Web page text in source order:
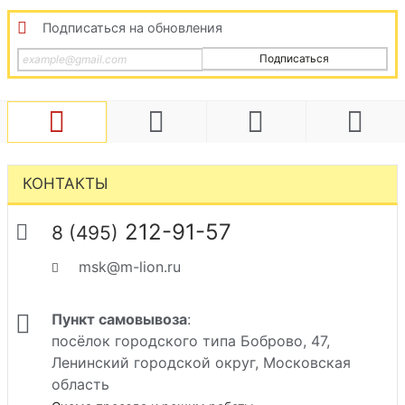
Подписаться на обновления
Подписаться
КОНТАКТЫ
8 (495) 212-91-57
msk@m-lion.ru
Пункт самовывоза:
посёлок городского типа Боброво, 47,
Ленинский городской округ, Московская
область